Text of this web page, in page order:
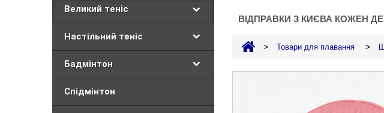
Великий теніс
Настільний теніс
Бадмінтон
Спідмінтон
ВІДПРАВКИ З КИЄВА КОЖЕН
> Товари для плавання >